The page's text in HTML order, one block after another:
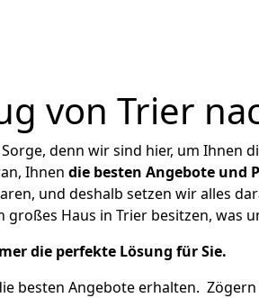
von Trier
denn wir sind hier, um Ihnen
Ihnen die besten Angebote und
und deshalb setzen wir alles
Haus in Trier besitzen, was
die perfekte Lösung für Sie.
besten Angebote erhalten.